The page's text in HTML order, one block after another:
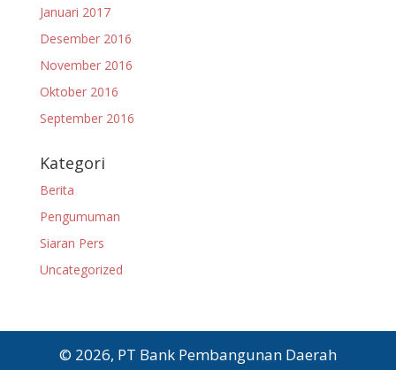
Januari 2017
Desember 2016
November 2016
Oktober 2016
September 2016
Kategori
Berita
Pengumuman
Siaran Pers
Uncategorized
© 2026, PT Bank Pembangunan Daerah